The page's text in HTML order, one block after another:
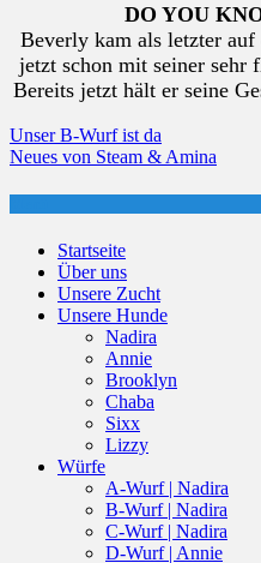
DO YOU
Beverly kam als letzter
jetzt schon mit seiner sehr
Bereits jetzt hält er seine
Beitragsnavigation
Unser B-Wurf ist da
Neues von Steam & Amina
Startseite
Über uns
Unsere Zucht
Unsere Hunde
Nadira
Annie
Brooklyn
Chaba
Sixx
Lizzy
Würfe
A-Wurf | Nadira
B-Wurf | Nadira
C-Wurf | Nadira
D-Wurf | Annie